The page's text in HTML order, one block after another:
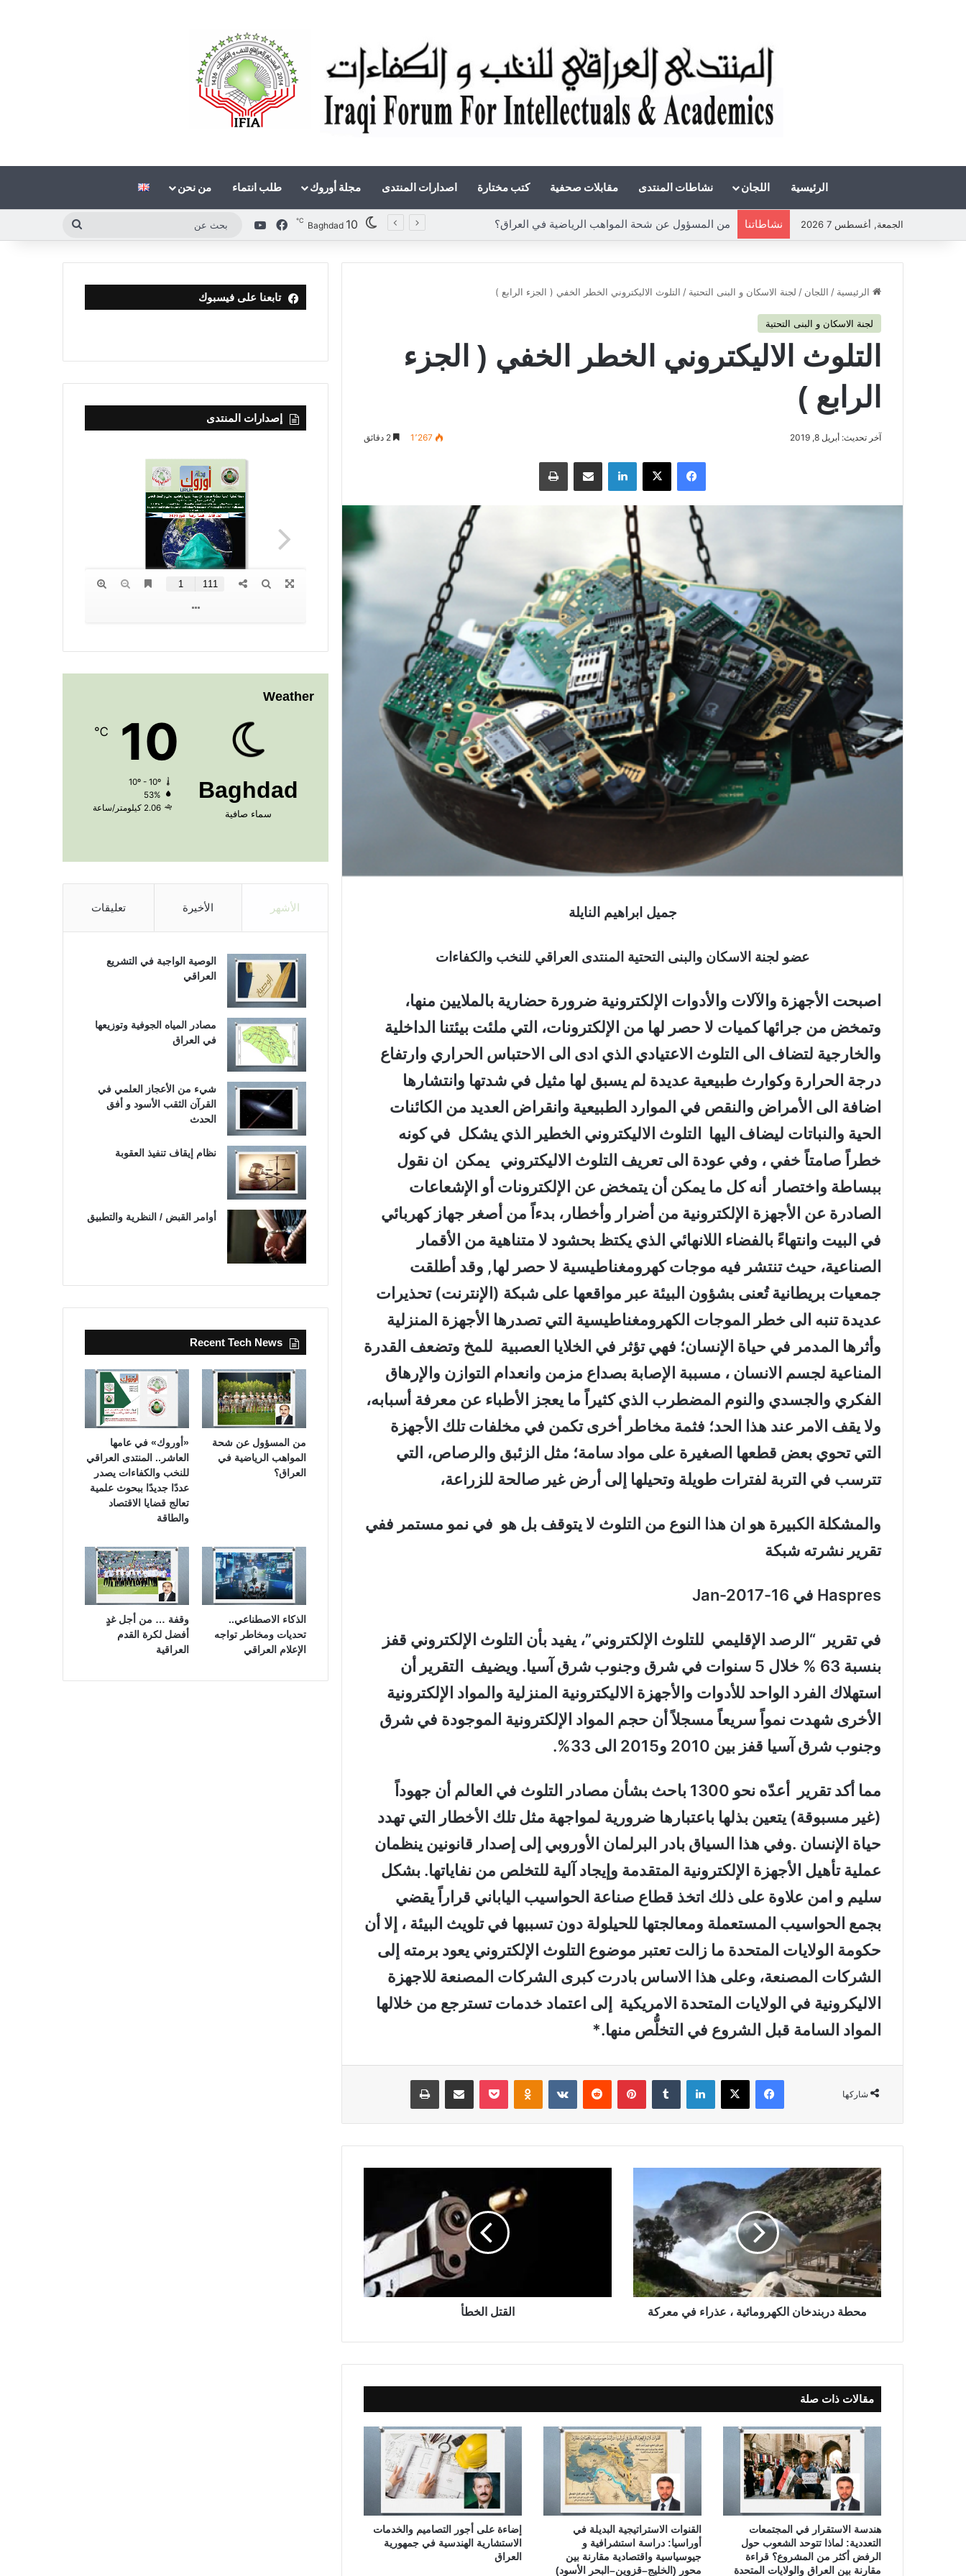
الرئيسية اللجان نشاطات المنتدى مقابلات صحفية كتب مختارة اصدارات المنتدى مجلة أوروك طلب انتماء من نحن
الجمعة, أغسطس 7 2026 نشاطاتنا Baghdad 10
℃ فيسبوك‫YouTube
الرئيسية / اللجان / لجنة الاسكان و البنى التحتية / التلوث الاليكتروني الخطر الخفي ( الجزء الرابع )
لجنة الاسكان و البنى التحتية
التلوث الاليكتروني الخطر الخفي ( الجزء
الرابع )
آخر تحديث: أبريل 8, 2019 1٬267
فيسبوك لينكدإن
جميل ابراهيم النايلة
عضو لجنة الاسكان والبنى التحتية المنتدى العراقي للنخب والكفاءات
اصبحت الأجهزة والآلات والأدوات الإلكترونية ضرورة حضارية بالملايين منها،
وتمخض من جرائها كميات لا حصر لها من الإلكترونات، التي ملئت بيئتنا الداخلية
والخارجية لتضاف الى التلوث الاعتيادي الذي ادى الى الاحتباس الحراري وارتفاع
درجة الحرارة وكوارث طبيعية عديدة لم يسبق لها مثيل في شدتها وانتشارها
اضافة الى الأمراض والنقص في الموارد الطبيعية وانقراض العديد من الكائنات
الحية والنباتات ليضاف اليها التلوث الاليكتروني الخطير الذي يشكل في كونه
خطراً صامتاً خفي ، وفي عودة الى تعريف التلوث الاليكتروني يمكن ان نقول
ببساطة واختصار أنه كل ما يمكن أن يتمخض عن الإلكترونات أو الإشعاعات
الصادرة عن الأجهزة الإلكترونية من أضرار وأخطار، بدءاً من أصغر جهاز كهربائي
في البيت وانتهاءً بالفضاء اللانهائي الذي يكتظ بحشود لا متناهية من الأقمار
الصناعية، حيث تنتشر فيه موجات كهرومغناطيسية لا حصر لها, وقد أطلقت
جمعيات بريطانية تُعنى بشؤون البيئة عبر مواقعها على شبكة (الإنترنت) تحذيرات
عديدة تنبه الى خطر الموجات الكهرومغناطيسية التي تصدرها الأجهزة المنزلية
وأثرها المدمر في حياة الإنسان؛ فهي تؤثر في الخلايا العصبية للمخ وتضعف القدرة
المناعية لجسم الانسان ، مسببة الإصابة بصداع مزمن وانعدام التوازن والإرهاق
الفكري والجسدي والنوم المضطرب الذي كثيراً ما يعجز الأطباء عن معرفة أسبابه،
ولا يقف الامر عند هذا الحد؛ فثمة مخاطر أخرى تكمن في مخلفات تلك الأجهزة
التي تحوي بعض قطعها الصغيرة على مواد سامة؛ مثل الزئبق والرصاص، التي
تترسب في التربة لفترات طويلة وتحيلها إلى أرض غير صالحة للزراعة،
والمشكلة الكبيرة هو ان هذا النوع من التلوث لا يتوقف بل هو في نمو مستمر ففي
تقرير نشرته شبكة
Haspres في 16-Jan-2017
في تقرير “الرصد الإقليمي للتلوث الإلكتروني”، يفيد بأن التلوث الإلكتروني قفز
بنسبة 63 ‎%‎ خلال 5 سنوات في شرق وجنوب شرق آسيا. ويضيف التقرير أن
استهلاك الفرد الواحد للأدوات والأجهزة الاليكترونية المنزلية والمواد الإلكترونية
الأخرى شهدت نمواً سريعاً مسجلاً أن حجم المواد الإلكترونية الموجودة في شرق
وجنوب شرق آسيا قفز بين 2010 و2015 الى 33%.
مما أكد تقرير أعدّه نحو 1300 باحث بشأن مصادر التلوث في العالم أن جهوداً
(غير مسبوقة) يتعين بذلها باعتبارها ضرورية لمواجهة مثل تلك الأخطار التي تهدد
حياة الإنسان .وفي هذا السياق بادر البرلمان الأوروبي إلى إصدار قانونين ينظمان
عملية تأهيل الأجهزة الإلكترونية المتقدمة وإيجاد آلية للتخلص من نفاياتها. بشكل
سليم و امن علاوة على ذلك اتخذ قطاع صناعة الحواسيب الياباني قراراً يقضي
بجمع الحواسيب المستعملة ومعالجتها للحيلولة دون تسببها في تلويث البيئة ، إلا أن
حكومة الولايات المتحدة ما زالت تعتبر موضوع التلوث الإلكتروني يعود برمته إلى
الشركات المصنعة، وعلى هذا الاساس بادرت كبرى الشركات المصنعة للاجهزة
الاليكرونية في الولايات المتحدة الامريكية إلى اعتماد خدمات تسترجع من خلالها
المواد السامة قبل الشروع في التخلُّص منها.*
شاركها
فيسبوك ‫X لينكدإن بينتيريست ‏VKontakte
م
ح
ط
ة
ر
ب
ن
د
ن
ك
ع
ذ
محطة دربندخان الكهرومائية ، عذراء في معركة
ط
القتل الخطأ
مقالات ذات صلة
هندسة الاستقرار في المجتمعات
التعددية: لماذا تتوحد الشعوب حول
الرفض أكثر من المشروع؟ قراءة
مقارنة بين العراق والولايات المتحدة
القنوات الاستراتيجية البديلة في
أوراسيا: دراسة استشرافية و
جيوسياسية واقتصادية مقارنة بين
محور (الخليج–قزوين–البحر الأسود)
إضاءة على أجور التصاميم والخدمات
الاستشارية الهندسية في جمهورية
العراق
تابعنا على فيسبوك
إصدارات المنتدى
Weather
Baghdad
سماء صافية
10
℃
10º - 10º
53%
2.06 كيلومتر/ساعة
الأشهر الأخيرة تعليقات
الوصية الواجبة في التشريع
العراقي
مصادر المياه الجوفية وتوزيعها
في العراق
شيء من الأعجاز العلمي في
القرآن الثقب الأسود و أفق
الحدث
نظام إيقاف تنفيذ العقوبة
أوامر القبض / النظرية والتطبيق
Recent Tech News
من المسؤول عن شحة
المواهب الرياضية في
العراق؟
«أوروك» في عامها
العاشر.. المنتدى العراقي
للنخب والكفاءات يصدر
عددًا جديدًا ببحوث علمية
تعالج قضايا الاقتصاد
والطاقة
الذكاء الاصطناعي..
تحديات ومخاطر تواجه
الإعلام العراقي
وقفة … من أجل غدٍ
أفضل لكرة القدم
العراقية